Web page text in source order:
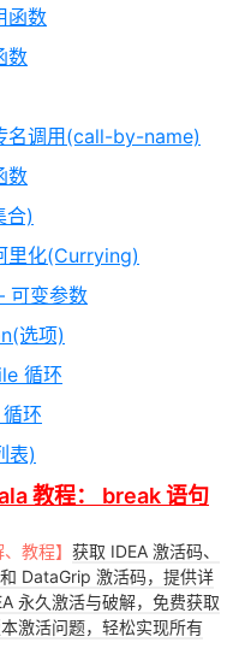
函数
数
名调用(call-by-name)
数
合)
里化(Currying)
可变参数
选项)
循环
环
表)
教程： break 语句
教程】 获取 IDEA 激活码、
DataGrip 激活码，提供详
永久激活与破解，免费获取
激活问题，轻松实现所有